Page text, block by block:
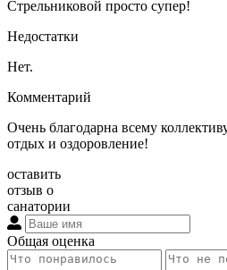
Стрельниковой просто супер!
Недостатки
Нет.
Комментарий
Очень благодарна всему
отдых и оздоровление!
оставить
отзыв о
санатории
Общая оценка